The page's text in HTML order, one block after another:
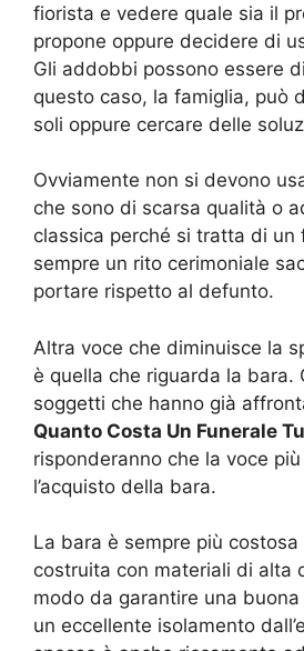
fiorista e vedere quale sia il
propone oppure decidere di
Gli addobbi possono essere
questo caso, la famiglia, può
soli oppure cercare delle
Ovviamente non si devono
che sono di scarsa qualità o
classica perché si tratta di un
sempre un rito cerimoniale
portare rispetto al defunto.
Altra voce che diminuisce la
è quella che riguarda la bara.
soggetti che hanno già
Quanto Costa Un Funerale
risponderanno che la voce
l’acquisto della bara.
La bara è sempre più costosa
costruita con materiali di alta
modo da garantire una
un eccellente isolamento